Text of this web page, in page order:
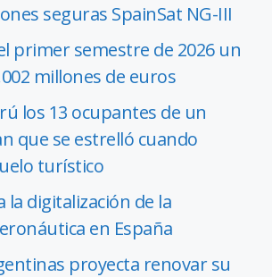
seguras SpainSat NG-III
primer semestre de 2026 un
millones de euros
los 13 ocupantes de un
que se estrelló cuando
turístico
la digitalización de la
en España
proyecta renovar su